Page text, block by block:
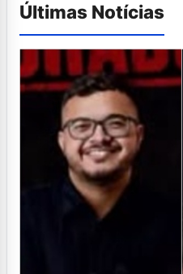
Últimas Notícias